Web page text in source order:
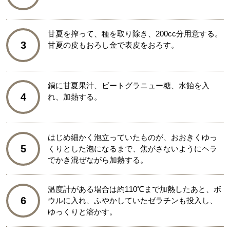
3
甘夏を搾って、種を取り除き、200cc分用意する。
甘夏の皮もおろし金で表皮をおろす。
4
鍋に甘夏果汁、ビートグラニュー糖、水飴を入
れ、加熱する。
5
はじめ細かく泡立っていたものが、おおきくゆっ
くりとした泡になるまで、焦がさないようにヘラ
でかき混ぜながら加熱する。
6
温度計がある場合は約110℃まで加熱したあと、ボ
ウルに入れ、ふやかしていたゼラチンも投入し、
ゆっくりと溶かす。